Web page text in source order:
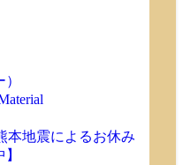
本地震によるお休み